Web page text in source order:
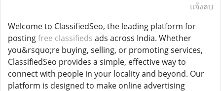
แจ้งลบ
Welcome to ClassifiedSeo, the leading platform for
postingfree classifieds ads across India. Whether
you&rsquo;re buying, selling, or promoting services,
ClassifiedSeo provides a simple, effective way to
connect with people in your locality and beyond. Our
platform is designed to make online advertising